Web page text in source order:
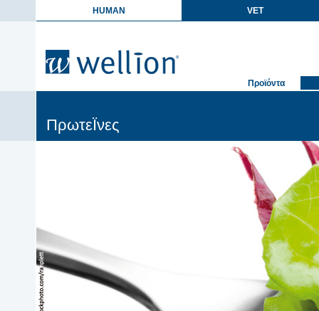
HUMAN VET
Προϊόντα
ΠρωτεΪνες